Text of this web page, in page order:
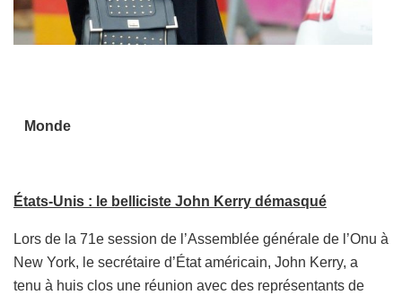
Monde
États-Unis : le belliciste John Kerry démasqué
Lors de la 71e session de l’Assemblée générale de l’Onu à
New York, le secrétaire d’État américain, John Kerry, a
tenu à huis clos une réunion avec des représentants de